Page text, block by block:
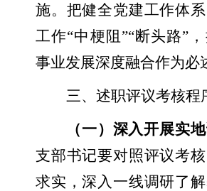
施。把健全党建工作体
工作“中梗阻”“断头路”
事业发展深度融合作为必
三、述职评议考核程
（一）深入开展实
支部书记要对照评议考
求实，深入一线调研了